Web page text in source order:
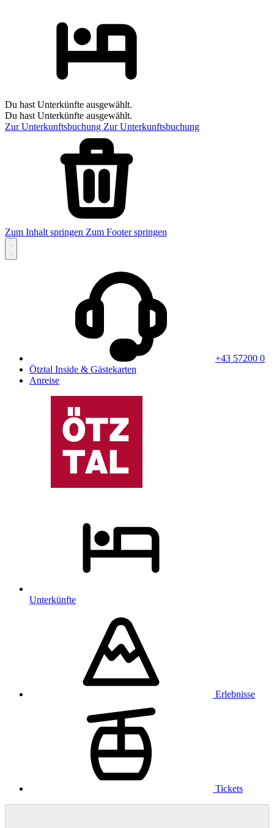
Du hast Unterkünfte ausgewählt.
Du hast Unterkünfte ausgewählt.
Zur Unterkunftsbuchung Zur Unterkunftsbuchung
Zum Inhalt springen Zum Footer springen
+43 57200 0
Ötztal Inside & Gästekarten
Anreise
Unterkünfte
Erlebnisse
Tickets